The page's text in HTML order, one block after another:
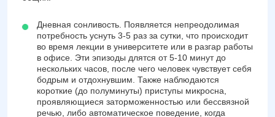
Дневная сонливость. Появляется непреодолимая
потребность уснуть 3-5 раз за сутки, что происходит
во время лекции в университете или в разгар работы
в офисе. Эти эпизоды длятся от 5-10 минут до
нескольких часов, после чего человек чувствует себя
бодрым и отдохнувшим. Также наблюдаются
короткие (до полуминуты) приступы микросна,
проявляющиеся заторможенностью или бессвязной
речью, либо автоматическое поведение, когда